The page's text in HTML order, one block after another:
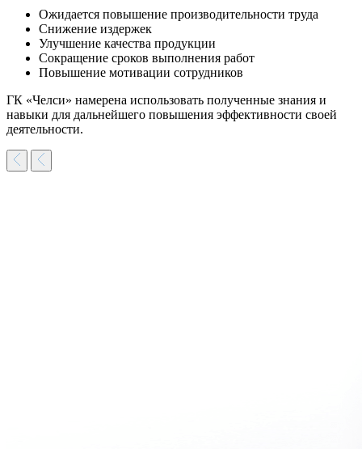
Ожидается повышение производительности труда
Снижение издержек
Улучшение качества продукции
Сокращение сроков выполнения работ
Повышение мотивации сотрудников
ГК «Челси» намерена использовать полученные знания и
навыки для дальнейшего повышения эффективности своей
деятельности.